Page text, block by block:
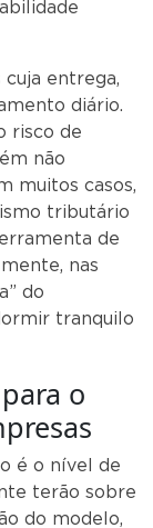
entrega,
diário.
risco de
não
muitos casos,
tributário
de
nas
do
tranquilo
o
é o nível de
terão sobre
do modelo,